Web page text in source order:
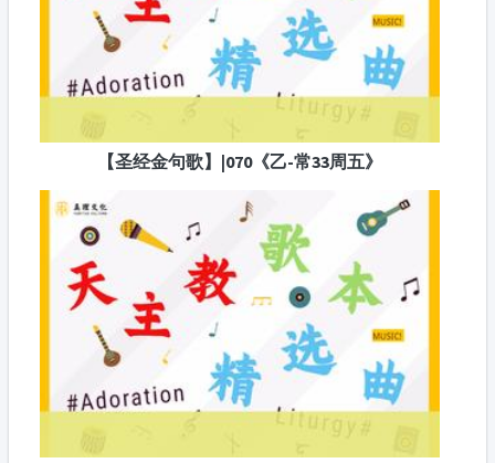
【圣经金句歌】|070《乙-常33周五》